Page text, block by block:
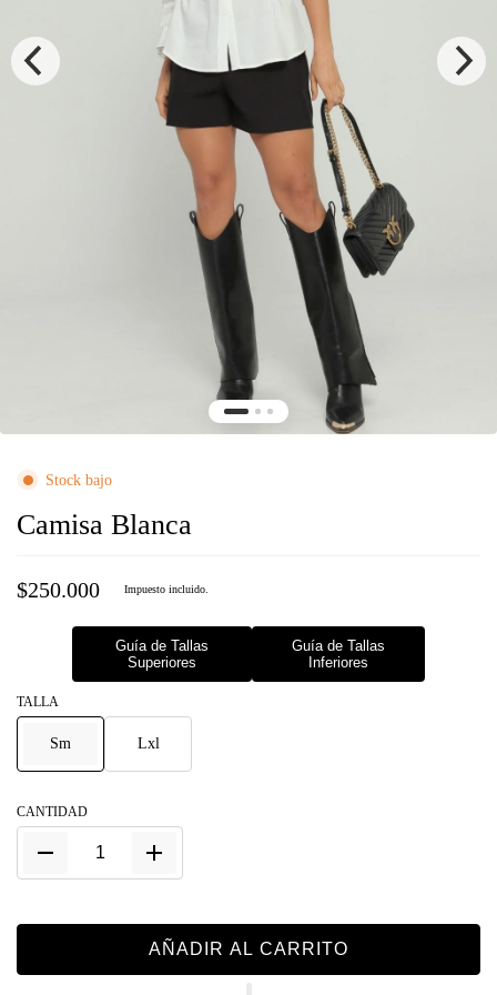
Stock bajo
Camisa Blanca
$250.000 Impuesto incluido.
Guía de Tallas
Superiores
Guía de Tallas
Inferiores
TALLA
Sm Lxl
CANTIDAD
AÑADIR AL CARRITO